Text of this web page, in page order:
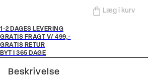
Læg i kurv
1-2 DAGES LEVERING
GRATIS FRAGT V/ 499,-
GRATIS RETUR
BYT I 365 DAGE
Beskrivelse